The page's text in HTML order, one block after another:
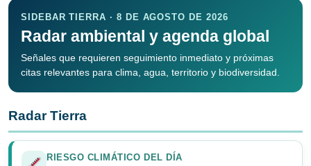
SIDEBAR TIERRA · 8 DE AGOSTO DE 2026
Radar ambiental y agenda global
Señales que requieren seguimiento inmediato y próximas
citas relevantes para clima, agua, territorio y biodiversidad.
Radar Tierra
RIESGO CLIMÁTICO DEL DÍA